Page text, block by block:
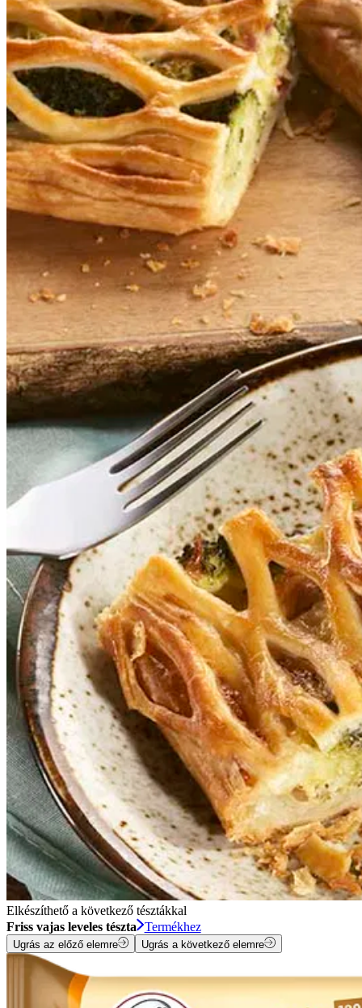
Elkészíthető a következő tésztákkal
Friss vajas leveles tészta
Termékhez
Ugrás az előző elemre Ugrás a következő elemre